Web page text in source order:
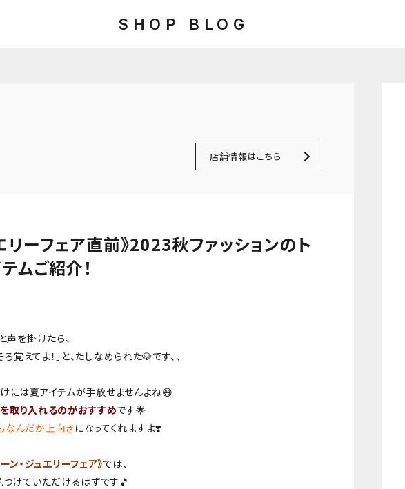
SHOP BLOG
店舗情報はこちら
リーフェア直前》2023秋ファッションのト
ムご紹介！
声を掛けたら、
覚えてよ！」と、たしなめられた🐶です、、
には夏アイテムが手放せませんよね😅
取り入れるのがおすすめです🌟
なんだか上向きになってくれますよ❣️
ン・ジュエリーフェア》では、
つけていただけるはずです🎵